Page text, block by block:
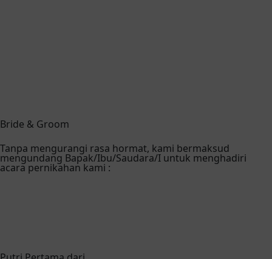
Bride & Groom
Tanpa mengurangi rasa hormat, kami bermaksud
mengundang Bapak/Ibu/Saudara/I untuk menghadiri
acara pernikahan kami :